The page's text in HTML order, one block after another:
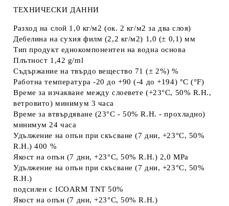
ТЕХНИЧЕСКИ ДАННИ
Разход на слой 1,0 кг/м2 (ок. 2 кг/м2 за два слоя)
Дебелина на сухия филм (2,2 кг/м2) 1,0 (± 0,1) мм
Тип продукт еднокомпонентен на водна основа
Плътност 1,42 g/ml
Съдържание на твърдо вещество 71 (± 2%) %
Работна температура -20 до +90 (-4 до +194) °C (°F)
Време за изчакване между слоевете (+23°C, 50% R.H.,
ветровито) минимум 3 часа
Време за втвърдяване (23°C - 50% R.H. - прохладно)
минимум 24 часа
Удължение на опън при скъсване (7 дни, +23°C, 50%
R.H.) 400 %
Якост на опън (7 дни, +23°C, 50% R.H.) 2,0 MPa
Удължение на опън при скъсване (7 дни, +23°C, 50%
R.H.)
подсилен с ICOARM TNT 50%
Якост на опън (7 дни, +23°C, 50% R.H.)